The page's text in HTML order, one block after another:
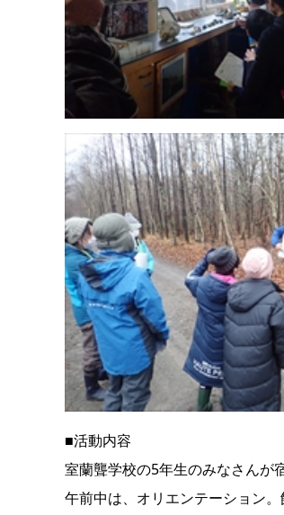
■活動内容
室蘭聾学校の5年生のみなさんが
午前中は、オリエンテーション